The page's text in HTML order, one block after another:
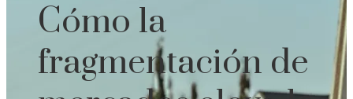
Cómo la
fragmentación de